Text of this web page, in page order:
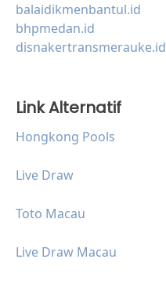
balaidikmenbantul.id
bhpmedan.id
disnakertransmerauke.id
Link Alternatif
Hongkong Pools
Live Draw
Toto Macau
Live Draw Macau